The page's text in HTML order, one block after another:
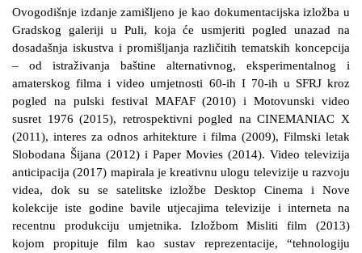
Ovogodišnje izdanje zamišljeno je kao dokumentacijska izložba u
Gradskog galeriji u Puli, koja će usmjeriti pogled unazad na
dosadašnja iskustva i promišljanja različitih tematskih koncepcija
– od istraživanja baštine alternativnog, eksperimentalnog i
amaterskog filma i video umjetnosti 60-ih I 70-ih u SFRJ kroz
pogled na pulski festival MAFAF (2010) i Motovunski video
susret 1976 (2015), retrospektivni pogled na CINEMANIAC X
(2011), interes za odnos arhitekture i filma (2009), Filmski letak
Slobodana Šijana (2012) i Paper Movies (2014). Video televizija
anticipacija (2017) mapirala je kreativnu ulogu televizije u razvoju
videa, dok su se satelitske izložbe Desktop Cinema i Nove
kolekcije iste godine bavile utjecajima televizije i interneta na
recentnu produkciju umjetnika. Izložbom Misliti film (2013)
kojom propituje film kao sustav reprezentacije, “tehnologiju